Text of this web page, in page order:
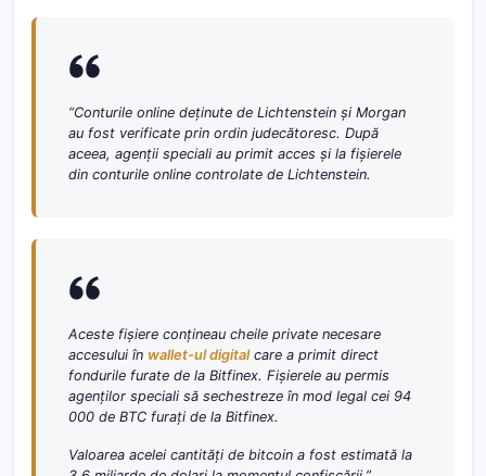
“Conturile online deținute de Lichtenstein și Morgan
au fost verificate prin ordin judecătoresc. După
aceea, agenții speciali au primit acces și la fișierele
din conturile online controlate de Lichtenstein.
Aceste fișiere conțineau cheile private necesare
accesului în wallet-ul digitalcare a primit direct
fondurile furate de la Bitfinex. Fișierele au permis
agenților speciali să sechestreze în mod legal cei 94
000 de BTC furați de la Bitfinex.
Valoarea acelei cantități de bitcoin a fost estimată la